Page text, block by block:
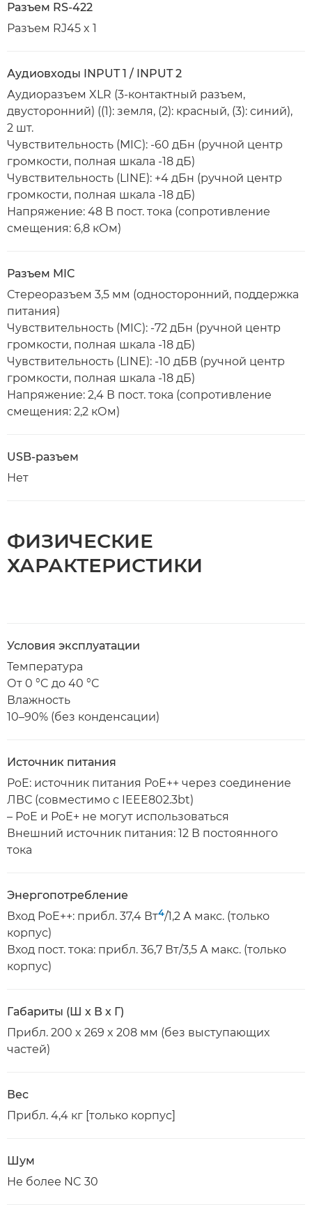
Разъем RS-422
Разъем RJ45 x 1
Аудиовходы INPUT 1 / INPUT 2
Аудиоразъем XLR (3-контактный разъем,
двусторонний) ((1): земля, (2): красный, (3): синий),
2 шт.
Чувствительность (MIC): -60 дБн (ручной центр
громкости, полная шкала -18 дБ)
Чувствительность (LINE): +4 дБн (ручной центр
громкости, полная шкала -18 дБ)
Напряжение: 48 В пост. тока (сопротивление
смещения: 6,8 кОм)
Разъем MIC
Стереоразъем 3,5 мм (односторонний, поддержка
питания)
Чувствительность (MIC): -72 дБн (ручной центр
громкости, полная шкала -18 дБ)
Чувствительность (LINE): -10 дБВ (ручной центр
громкости, полная шкала -18 дБ)
Напряжение: 2,4 В пост. тока (сопротивление
смещения: 2,2 кОм)
USB-разъем
Нет
ФИЗИЧЕСКИЕ
ХАРАКТЕРИСТИКИ
Условия эксплуатации
Температура
От 0 °C до 40 °C
Влажность
10–90% (без конденсации)
Источник питания
PoE: источник питания PoE++ через соединение
ЛВС (совместимо с IEEE802.3bt)
– PoE и PoE+ не могут использоваться
Внешний источник питания: 12 В постоянного
тока
Энергопотребление
Вход PoE++: прибл. 37,4 Вт4/1,2 А макс. (только
корпус)
Вход пост. тока: прибл. 36,7 Вт/3,5 А макс. (только
корпус)
Габариты (Ш х В х Г)
Прибл. 200 x 269 x 208 мм (без выступающих
частей)
Вес
Прибл. 4,4 кг [только корпус]
Шум
Не более NC 30